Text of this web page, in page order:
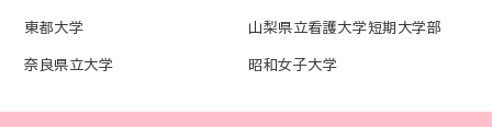
東都大学 山梨県立看護大学短期大学部
奈良県立大学 昭和女子大学